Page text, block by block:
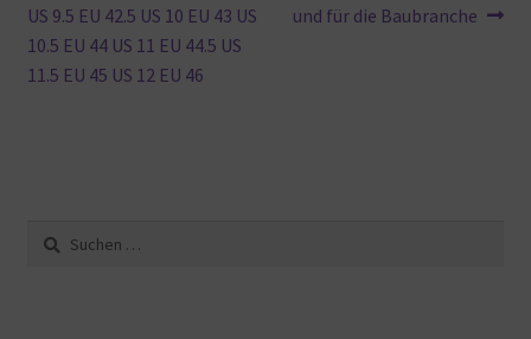
US 9.5 EU 42.5 US 10 EU 43 US
10.5 EU 44 US 11 EU 44.5 US
11.5 EU 45 US 12 EU 46
und für die Baubranche
Suche
nach: